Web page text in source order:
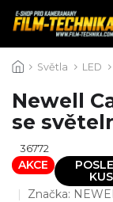
na
Světla LED
Newell
se
36772
AKCE
Značka: